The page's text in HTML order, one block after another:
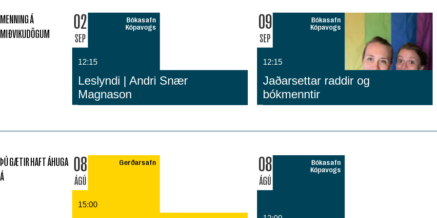
MENNING Á
MIÐVIKUDÖGUM
02
SEP
Bókasafn
Kópavogs
12:15
Leslyndi | Andri Snær
Magnason
09
SEP
Bókasafn
Kópavogs
12:15
Jaðarsettar raddir og
bókmenntir
ÞÚ GÆTIR HAFT ÁHUGA
Á
08
ÁGÚ
Gerðarsafn
15:00
08
ÁGÚ
Bókasafn
Kópavogs